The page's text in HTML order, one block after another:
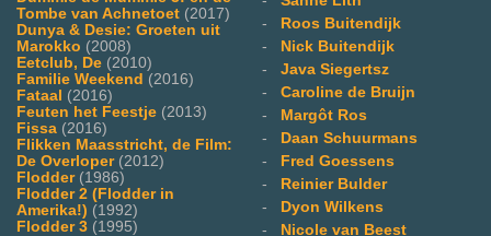
Tombe van Achnetoet (2017)
Dunya & Desie: Groeten uit
Marokko (2008)
Eetclub, De (2010)
Familie Weekend (2016)
Fataal (2016)
Feuten het Feestje (2013)
Fissa (2016)
Flikken Maasstricht, de Film:
De Overloper(2012)
Flodder(1986)
Flodder 2 (Flodder in
Amerika!) (1992)
Flodder 3 (1995)
-
Roos Buitendijk
-
Nick Buitendijk
- Java Siegertsz
- Caroline de Bruijn
-
Margôt Ros
-
Daan Schuurmans
-
Fred Goessens
-
Reinier Bulder
-
Dyon Wilkens
-
Nicole van Beest